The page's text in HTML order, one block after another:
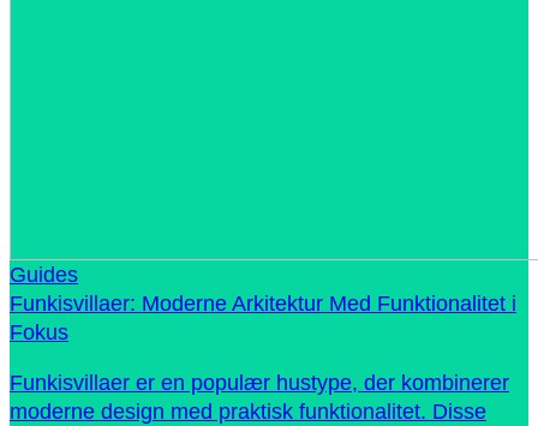
Guides
Funkisvillaer: Moderne Arkitektur Med Funktionalitet i
Fokus
Funkisvillaer er en populær hustype, der kombinerer
moderne design med praktisk funktionalitet. Disse